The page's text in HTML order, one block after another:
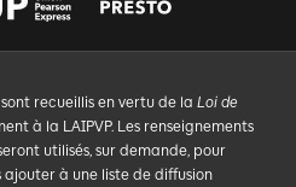
recueillis en vertu de la Loi de
à la LAIPVP. Les renseignements
utilisés, sur demande, pour
ajouter à une liste de diffusion